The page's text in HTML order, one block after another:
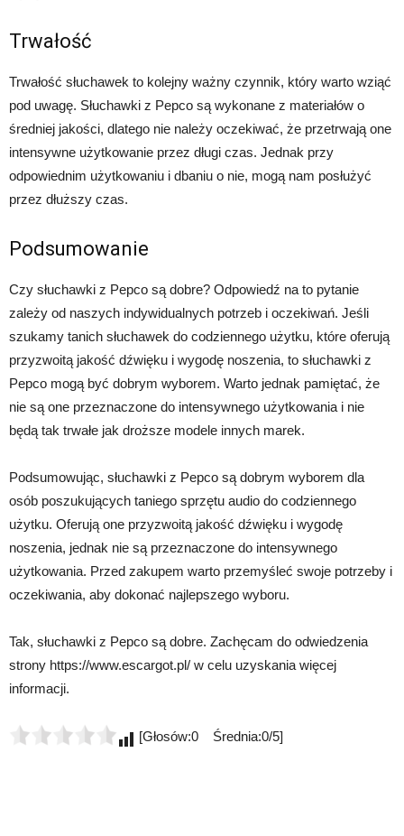
Trwałość
Trwałość słuchawek to kolejny ważny czynnik, który warto wziąć
pod uwagę. Słuchawki z Pepco są wykonane z materiałów o
średniej jakości, dlatego nie należy oczekiwać, że przetrwają one
intensywne użytkowanie przez długi czas. Jednak przy
odpowiednim użytkowaniu i dbaniu o nie, mogą nam posłużyć
przez dłuższy czas.
Podsumowanie
Czy słuchawki z Pepco są dobre? Odpowiedź na to pytanie
zależy od naszych indywidualnych potrzeb i oczekiwań. Jeśli
szukamy tanich słuchawek do codziennego użytku, które oferują
przyzwoitą jakość dźwięku i wygodę noszenia, to słuchawki z
Pepco mogą być dobrym wyborem. Warto jednak pamiętać, że
nie są one przeznaczone do intensywnego użytkowania i nie
będą tak trwałe jak droższe modele innych marek.
Podsumowując, słuchawki z Pepco są dobrym wyborem dla
osób poszukujących taniego sprzętu audio do codziennego
użytku. Oferują one przyzwoitą jakość dźwięku i wygodę
noszenia, jednak nie są przeznaczone do intensywnego
użytkowania. Przed zakupem warto przemyśleć swoje potrzeby i
oczekiwania, aby dokonać najlepszego wyboru.
Tak, słuchawki z Pepco są dobre. Zachęcam do odwiedzenia
strony https://www.escargot.pl/ w celu uzyskania więcej
informacji.
[Głosów:0 Średnia:0/5]